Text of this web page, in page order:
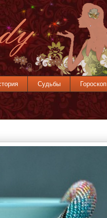
Судьбы Гороскоп